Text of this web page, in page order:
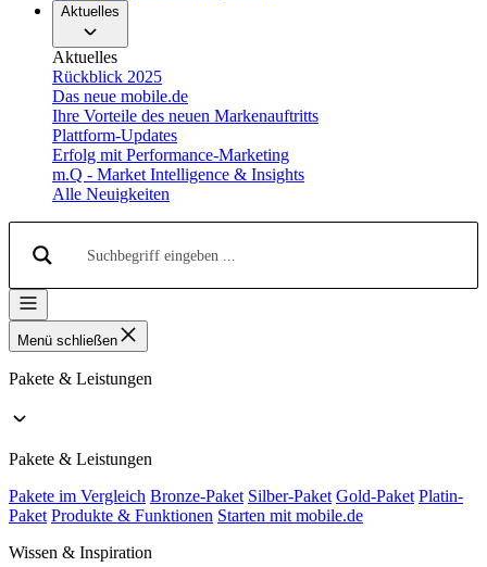
Aktuelles
Aktuelles
Rückblick 2025
Das neue mobile.de
Ihre Vorteile des neuen Markenauftritts
Plattform-Updates
Erfolg mit Performance-Marketing
m.Q - Market Intelligence & Insights
Alle Neuigkeiten
Menü schließen
Pakete & Leistungen
Pakete & Leistungen
Pakete im Vergleich Bronze-Paket Silber-Paket Gold-Paket Platin-
Paket Produkte & Funktionen Starten mit mobile.de
Wissen & Inspiration